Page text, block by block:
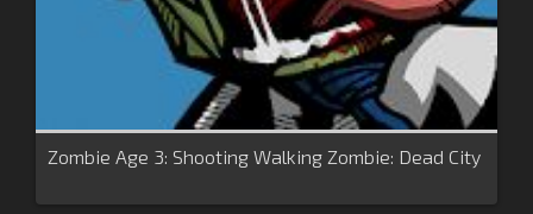
Zombie Age 3: Shooting Walking Zombie: Dead City